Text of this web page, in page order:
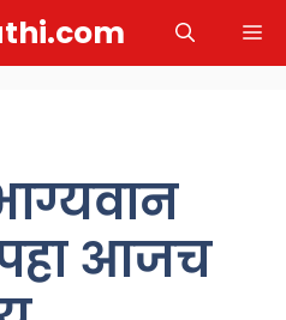
आजच